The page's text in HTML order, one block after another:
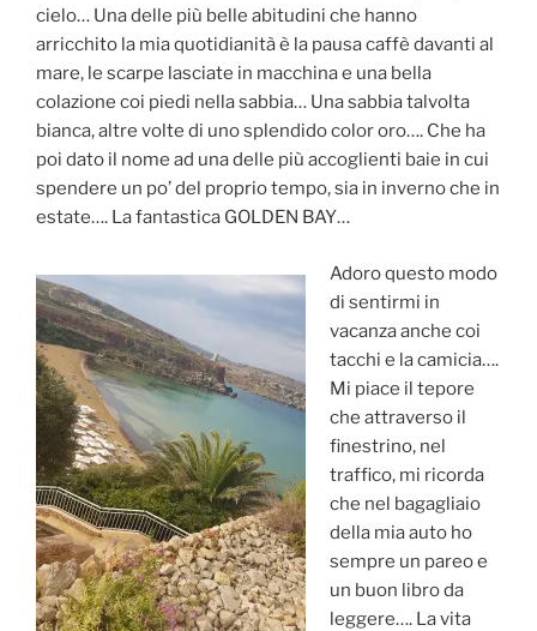
cielo… Una delle più belle abitudini che hanno
arricchito la mia quotidianità è la pausa caffè davanti al
mare, le scarpe lasciate in macchina e una bella
colazione coi piedi nella sabbia… Una sabbia talvolta
bianca, altre volte di uno splendido color oro…. Che ha
poi dato il nome ad una delle più accoglienti baie in cui
spendere un po’ del proprio tempo, sia in inverno che in
estate…. La fantastica GOLDEN BAY…
Adoro questo modo
di sentirmi in
vacanza anche coi
tacchi e la camicia….
Mi piace il tepore
che attraverso il
finestrino, nel
traffico, mi ricorda
che nel bagagliaio
della mia auto ho
sempre un pareo e
un buon libro da
leggere…. La vita